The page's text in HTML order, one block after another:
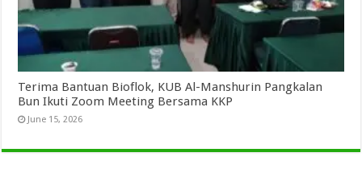
Terima Bantuan Bioflok, KUB Al-Manshurin Pangkalan
Bun Ikuti Zoom Meeting Bersama KKP
June 15, 2026